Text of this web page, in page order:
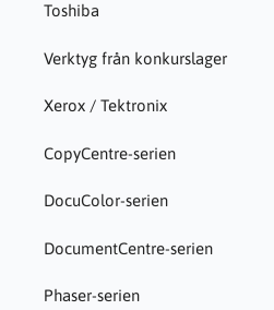
Toshiba
Verktyg från konkurslager
Xerox / Tektronix
CopyCentre-serien
DocuColor-serien
DocumentCentre-serien
Phaser-serien